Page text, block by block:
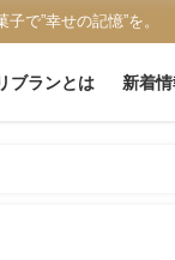
で”幸せの記憶”を。
ブランとは 新着